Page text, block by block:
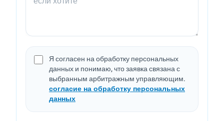
Я согласен на обработку персональных
данных и понимаю, что заявка связана с
выбранным арбитражным управляющим.
согласие на обработку персональных
данных